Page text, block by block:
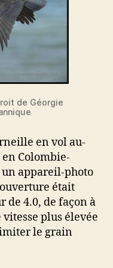
de Géorgie
en vol au-
Colombie-
appareil-photo
était
de 4.0, de façon à
plus élevée
le grain